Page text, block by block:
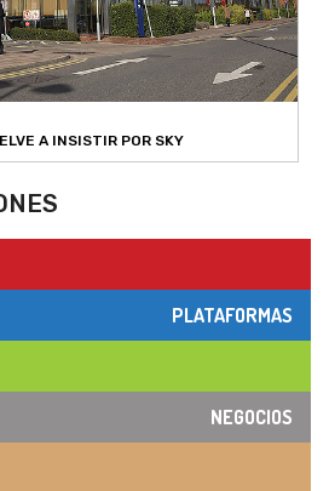
A INSISTIR POR SKY
PLATAFORMAS
NEGOCIOS